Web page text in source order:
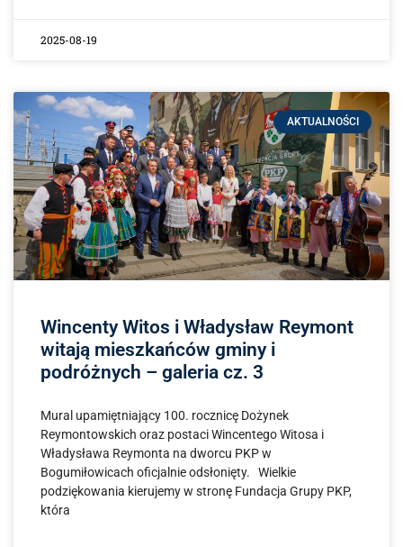
2025-08-19
AKTUALNOŚCI
Wincenty Witos i Władysław Reymont
witają mieszkańców gminy i
podróżnych – galeria cz. 3
Mural upamiętniający 100. rocznicę Dożynek
Reymontowskich oraz postaci Wincentego Witosa i
Władysława Reymonta na dworcu PKP w
Bogumiłowicach oficjalnie odsłonięty. Wielkie
podziękowania kierujemy w stronę Fundacja Grupy PKP,
która